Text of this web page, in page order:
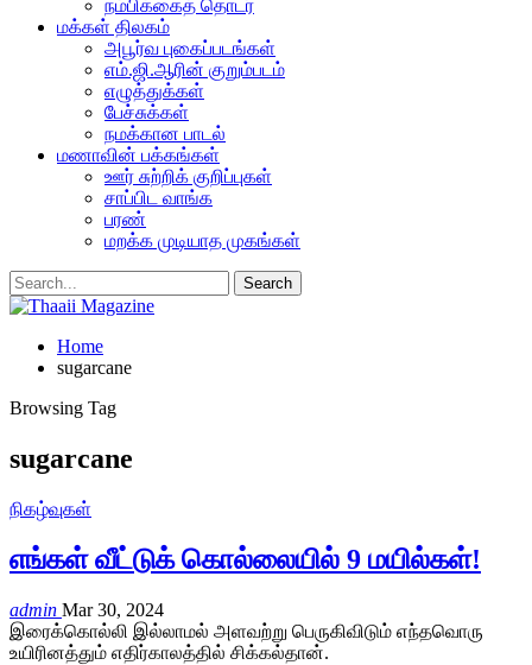
நம்பிக்கைத் தொடர்
மக்கள் திலகம்
அபூர்வ புகைப்படங்கள்
எம்.ஜி.ஆரின் குறும்படம்
எழுத்துக்கள்
பேச்சுக்கள்
நமக்கான பாடல்
மணாவின் பக்கங்கள்
ஊர் சுற்றிக் குறிப்புகள்
சாப்பிட வாங்க
பரண்
மறக்க முடியாத முகங்கள்
Home
sugarcane
Browsing Tag
sugarcane
நிகழ்வுகள்
எங்கள் வீட்டுக் கொல்லையில் 9 மயில்கள்!
admin Mar 30, 2024
இரைக்கொல்லி இல்லாமல் அளவற்று பெருகிவிடும் எந்தவொரு
உயிரினத்தும் எதிர்காலத்தில் சிக்கல்தான்.